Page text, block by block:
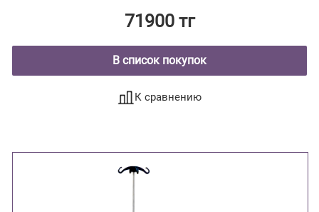
71900 тг
В список покупок
К сравнению